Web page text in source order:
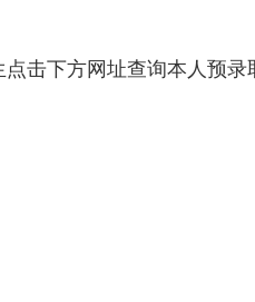
击下方网址查询本人预录